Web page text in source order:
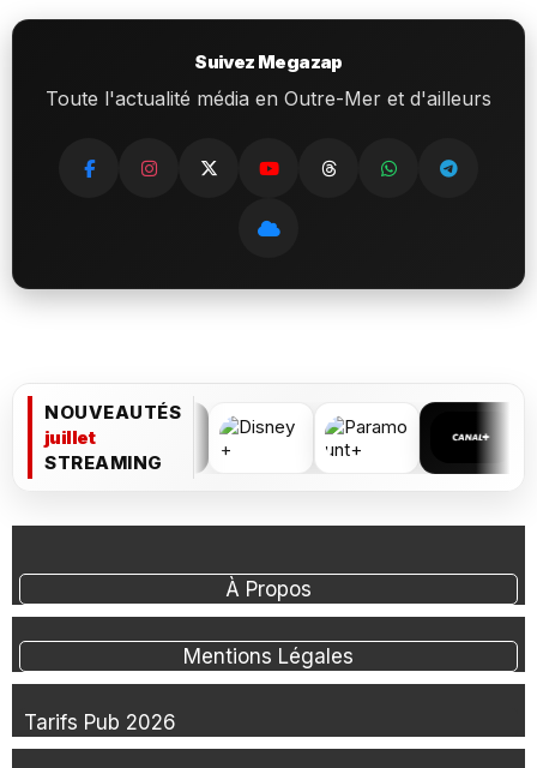
Suivez Megazap
Toute l'actualité média en Outre-Mer et d'ailleurs
NOUVEAUTÉS
juillet
STREAMING
À Propos
Mentions Légales
Tarifs Pub 2026